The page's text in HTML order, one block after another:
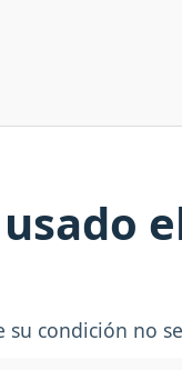
su condición no